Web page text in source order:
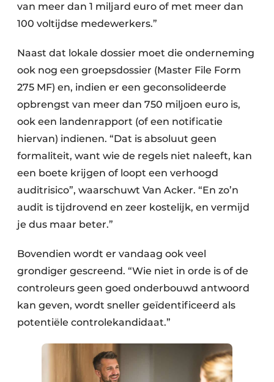
van meer dan 1 miljard euro of met meer dan
100 voltijdse medewerkers.”
Naast dat lokale dossier moet die onderneming
ook nog een groepsdossier (Master File Form
275 MF) en, indien er een geconsolideerde
opbrengst van meer dan 750 miljoen euro is,
ook een landenrapport (of een notificatie
hiervan) indienen. “Dat is absoluut geen
formaliteit, want wie de regels niet naleeft, kan
een boete krijgen of loopt een verhoogd
auditrisico”, waarschuwt Van Acker. “En zo’n
audit is tijdrovend en zeer kostelijk, en vermijd
je dus maar beter.”
Bovendien wordt er vandaag ook veel
grondiger gescreend. “Wie niet in orde is of de
controleurs geen goed onderbouwd antwoord
kan geven, wordt sneller geïdentificeerd als
potentiële controlekandidaat.”